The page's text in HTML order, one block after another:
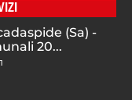
(Sa) -
20...